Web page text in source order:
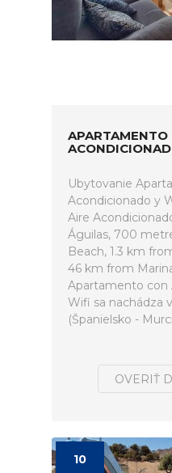
APARTAMENTO
Ubytovanie
Acondicionado y
Aire
Águilas, 700
Beach, 1.3 km
46 km from
Apartamento con
Wifi sa nachádza
(Španielsko -
OVERIŤ
10